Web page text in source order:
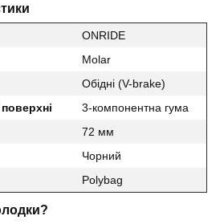
ONRIDE
Molar
Обідні (V-brake)
3-компонентна гума
72 мм
Чорний
Polybag